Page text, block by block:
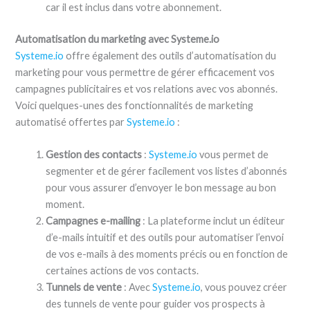
car il est inclus dans votre abonnement.
Automatisation du marketing avec Systeme.io
Systeme.io offre également des outils d’automatisation du
marketing pour vous permettre de gérer efficacement vos
campagnes publicitaires et vos relations avec vos abonnés.
Voici quelques-unes des fonctionnalités de marketing
automatisé offertes parSysteme.io :
Gestion des contacts :Systeme.io vous permet de
segmenter et de gérer facilement vos listes d’abonnés
pour vous assurer d’envoyer le bon message au bon
moment.
Campagnes e-mailing : La plateforme inclut un éditeur
d’e-mails intuitif et des outils pour automatiser l’envoi
de vos e-mails à des moments précis ou en fonction de
certaines actions de vos contacts.
Tunnels de vente : AvecSysteme.io, vous pouvez créer
des tunnels de vente pour guider vos prospects à